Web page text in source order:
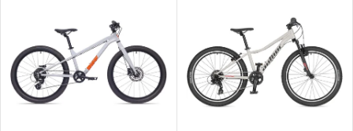
e
n
Nejprodávanější
Abecedně
p